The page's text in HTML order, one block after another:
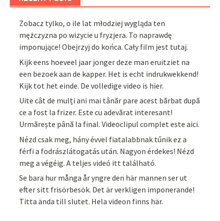
Zobacz tylko, o ile lat młodziej wygląda ten
mężczyzna po wizycie u fryzjera. To naprawdę
imponujące! Obejrzyj do końca. Cały film jest tutaj.
Kijk eens hoeveel jaar jonger deze man eruitziet na
een bezoek aan de kapper. Het is echt indrukwekkend!
Kijk tot het einde. De volledige video is hier.
Uite cât de mulți ani mai tânăr pare acest bărbat după
ce a fost la frizer. Este cu adevărat interesant!
Urmărește până la final. Videoclipul complet este aici.
Nézd csak meg, hány évvel fiatalabbnak tűnik ez a
férfi a fodrászlátogatás után. Nagyon érdekes! Nézd
meg a végéig. A teljes videó itt található.
Se bara hur många år yngre den här mannen ser ut
efter sitt frisörbesök. Det är verkligen imponerande!
Titta ända till slutet. Hela videon finns här.